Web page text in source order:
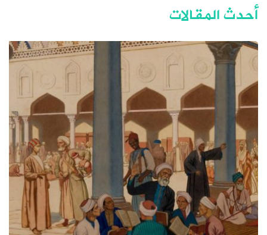
أحدث المقالات